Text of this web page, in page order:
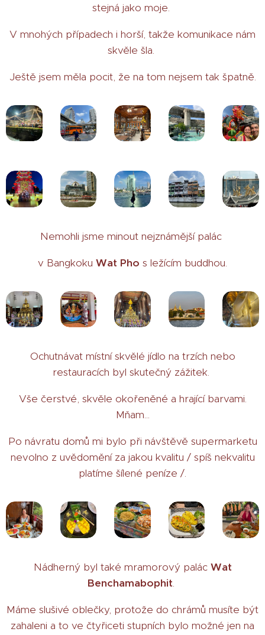
stejná jako moje.
V mnohých případech i horší, takže komunikace nám
skvěle šla.
Ještě jsem měla pocit, že na tom nejsem tak špatně.
Nemohli jsme minout nejznámější palác
v Bangkoku Wat Pho s ležícím buddhou.
Ochutnávat místní skvělé jídlo na trzích nebo
restauracích byl skutečný zážitek.
Vše čerstvé, skvěle okořeněné a hrající barvami.
Mňam...
Po návratu domů mi bylo při návštěvě supermarketu
nevolno z uvědomění za jakou kvalitu / spíš nekvalitu
platíme šílené peníze /.
Nádherný byl také mramorový palác Wat
Benchamabophit.
Máme slušivé oblečky, protože do chrámů musíte být
zahaleni a to ve čtyřiceti stupních bylo možné jen na